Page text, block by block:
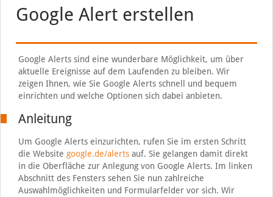
Google Alert erstellen
Google Alerts sind eine wunderbare Möglichkeit, um über
aktuelle Ereignisse auf dem Laufenden zu bleiben. Wir
zeigen Ihnen, wie Sie Google Alerts schnell und bequem
einrichten und welche Optionen sich dabei anbieten.
Anleitung
Um Google Alerts einzurichten, rufen Sie im ersten Schritt
die Website google.de/alertsauf. Sie gelangen damit direkt
in die Oberfläche zur Anlegung von Google Alerts. Im linken
Abschnitt des Fensters sehen Sie nun zahlreiche
Auswahlmöglichkeiten und Formularfelder vor sich. Wir